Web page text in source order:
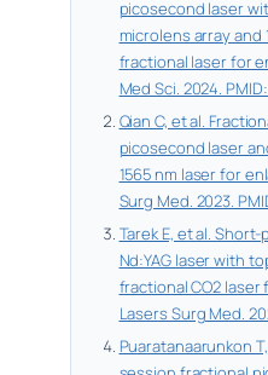
picosecond laser
microlens array and
fractional laser for
Med Sci. 2024.
Qian C, et al.
picosecond laser
1565 nm laser for
Surg Med. 2023.
Tarek E, et al.
Nd:YAG laser with
fractional CO2
Lasers Surg Med.
Puaratanaarunkon